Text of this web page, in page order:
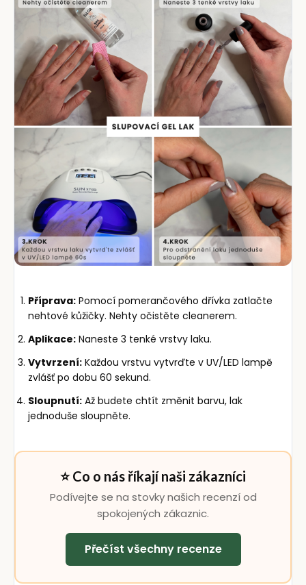
Příprava: Pomocí pomerančového dřívka zatlačte
nehtové kůžičky. Nehty očistěte cleanerem.
Aplikace: Naneste 3 tenké vrstvy laku.
Vytvrzení: Každou vrstvu vytvrďte v UV/LED lampě
zvlášť po dobu 60 sekund.
Sloupnutí: Až budete chtít změnit barvu, lak
jednoduše sloupněte.
⭐ Co o nás říkají naši zákazníci
Podívejte se na stovky našich recenzí od
spokojených zákaznic.
Přečíst všechny recenze